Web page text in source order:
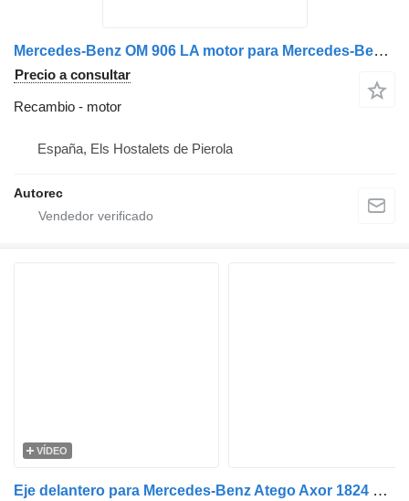
Mercedes-Benz OM 906 LA motor para Mercedes-Benz Atego 1223 camión
Precio a consultar
Recambio - motor
España, Els Hostalets de Pierola
Autorec
VÍDEO
Eje delantero para Mercedes-Benz Atego Axor 1824 1924 camión